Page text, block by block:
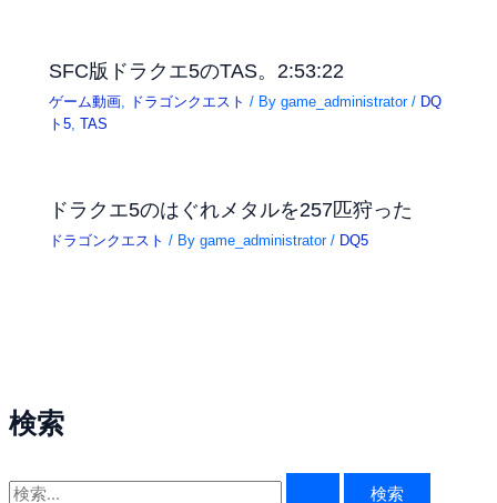
検索
検
SFC版ドラクエ5のTAS。2:53:22
ゲーム動画 ドラゴンクエスト / Bygame_administrator/ DQ
ト5 ,TAS
ドラクエ5のはぐれメタルを257匹狩った
ドラゴンクエスト / Bygame_administrator/ DQ5